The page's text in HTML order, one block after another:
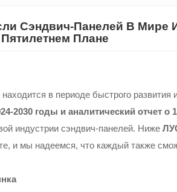
Сэндвич-Панелей В Мире
Плане
находится в периоде быстрого
2030 годы и аналитический отчет о
индустрии сэндвич-панелей. Ниже
и мы надеемся, что каждый также